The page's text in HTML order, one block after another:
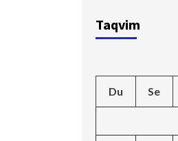
Taqvim
Du Se